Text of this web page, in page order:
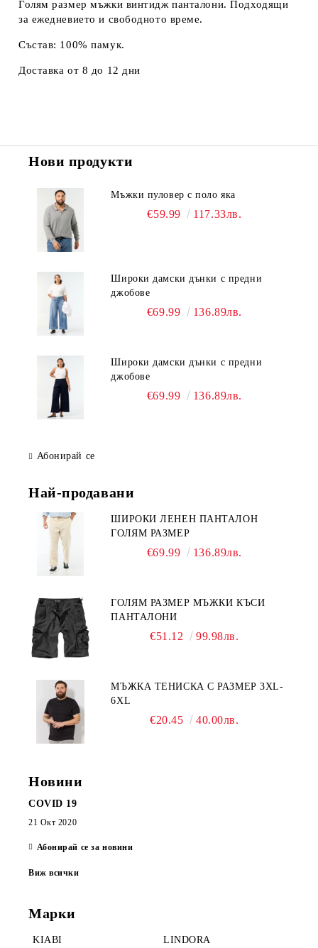
Голям размер мъжки винтидж панталони. Подходящи
за ежедневието и свободното време.
Състав: 100% памук.
Доставка от 8 до 12 дни
Нови продукти
Мъжки пуловер с поло яка
€59.99 117.33лв.
Широки дамски дънки с предни
джобове
€69.99 136.89лв.
Широки дамски дънки с предни
джобове
€69.99 136.89лв.
Абонирай се
Най-продавани
ШИРОКИ ЛЕНЕН ПАНТАЛОН
ГОЛЯМ РАЗМЕР
€69.99 136.89лв.
ГОЛЯМ РАЗМЕР МЪЖКИ КЪСИ
ПАНТАЛОНИ
€51.12 99.98лв.
МЪЖКА ТЕНИСКА С РАЗМЕР 3XL-
6XL
€20.45 40.00лв.
Новини
COVID 19
21 Окт 2020
Абонирай се за новини
Виж всички
Марки
KIABI LINDORA